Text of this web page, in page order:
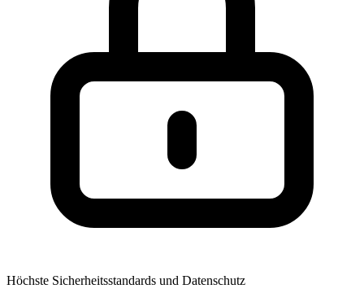
Höchste Sicherheitsstandards und Datenschutz